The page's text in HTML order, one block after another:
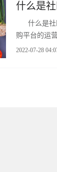
什么是
什么是
购平台的运
2022-07-28